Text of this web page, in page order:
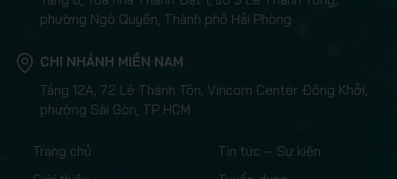
phường Ngô Quyền, Thành phố Hải Phòng
CHI NHÁNH MIỀN NAM
Tầng 12A, 72 Lê Thánh Tôn, Vincom Center Đồng Khởi,
phường Sài Gòn, TP HCM
Trang chủ
Tin tức – Sự kiện